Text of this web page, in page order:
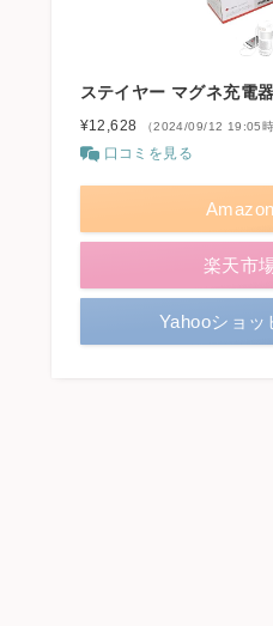
ステイヤー マグネ充電
¥12,628 （2024/09/12 19:05
口コミを見る
楽天市
Yahooショッ